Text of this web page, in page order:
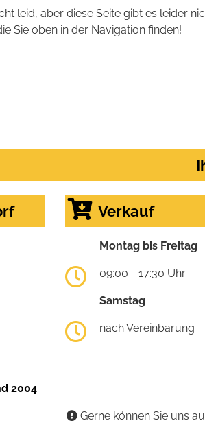
leid, aber diese Seite gibt es leider
Sie oben in der Navigation finden!
2004
Verkauf
Montag bis Freitag
09:00 - 17:30 Uhr
Samstag
nach Vereinbarung
Gerne können Sie uns